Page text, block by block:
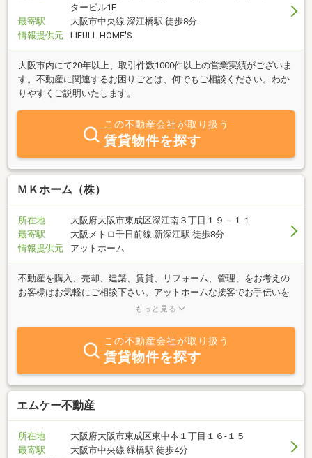
タービル1F
最寄駅
大阪市中央線 深江橋駅 徒歩8分
情報提供元
LIFULL HOME'S
大阪市内にて20年以上、取引件数1000件以上の営業実績がございま
す。不動産に関連するお困りごとは、何でもご相談ください。わか
りやすくご説明いたします。
この不動産会社が取り扱う
賃貸物件を探す
ＭＫホーム（株）
所在地
大阪府大阪市東成区深江南３丁目１９－１１
最寄駅
大阪メトロ千日前線 新深江駅 徒歩8分
情報提供元
アットホーム
不動産を購入、売却、建築、賃貸、リフォーム、管理、をお考えの
お客様はお気軽にご相談下さい。アットホームな接客でお手伝いを
させて頂きます。個人的には筋肉トレーニング・ゴルフも趣味で行
お話も(^^)それではＭＫホーム株式会社をよろしくお願い致します。
もっと見る
この不動産会社が取り扱う
賃貸物件を探す
エムケー不動産
所在地
大阪府大阪市東成区東中本１丁目１６‐１５
最寄駅
大阪市中央線 緑橋駅 徒歩4分